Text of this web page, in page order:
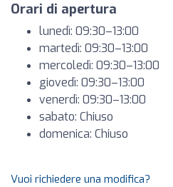
Orari di apertura
lunedì: 09:30–13:00
martedì: 09:30–13:00
mercoledì: 09:30–13:00
giovedì: 09:30–13:00
venerdì: 09:30–13:00
sabato: Chiuso
domenica: Chiuso
Vuoi richiedere una modifica?